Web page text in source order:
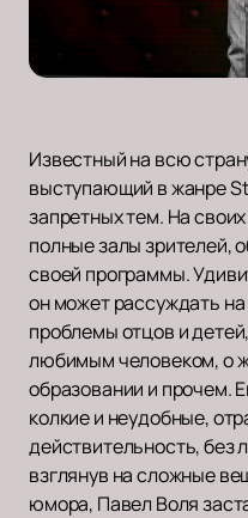
Известный на всю
выступающий в жанре
запретных тем. На
полные залы зрителей,
своей программы.
он может рассуждать
проблемы отцов и
любимым человеком, о
образовании и прочем.
колкие и неудобные,
действительность, без
взглянув на сложные
юмора, Павел Воля